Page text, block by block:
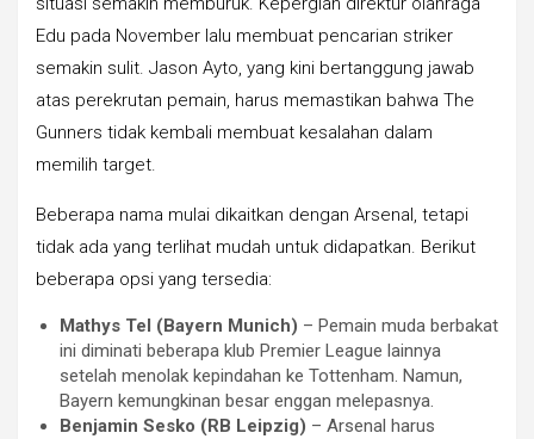
Edu pada November lalu membuat pencarian striker
semakin sulit. Jason Ayto, yang kini bertanggung jawab
atas perekrutan pemain, harus memastikan bahwa The
Gunners tidak kembali membuat kesalahan dalam
memilih target.
Beberapa nama mulai dikaitkan dengan Arsenal, tetapi
tidak ada yang terlihat mudah untuk didapatkan. Berikut
beberapa opsi yang tersedia:
Mathys Tel (Bayern Munich) – Pemain muda berbakat
ini diminati beberapa klub Premier League lainnya
setelah menolak kepindahan ke Tottenham. Namun,
Bayern kemungkinan besar enggan melepasnya.
Benjamin Sesko (RB Leipzig) – Arsenal harus